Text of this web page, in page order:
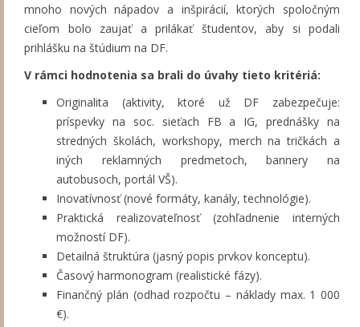
mnoho nových nápadov a inšpirácií, ktorých spoločným
cieľom bolo zaujať a prilákať študentov, aby si podali
prihlášku na štúdium na DF.
V rámci hodnotenia sa brali do úvahy tieto kritériá:
Originalita (aktivity, ktoré už DF zabezpečuje:
príspevky na soc. sieťach FB a IG, prednášky na
stredných školách, workshopy, merch na tričkách a
iných reklamných predmetoch, bannery na
autobusoch, portál VŠ).
Inovatívnosť (nové formáty, kanály, technológie).
Praktická realizovateľnosť (zohľadnenie interných
možností DF).
Detailná štruktúra (jasný popis prvkov konceptu).
Časový harmonogram (realistické fázy).
Finančný plán (odhad rozpočtu – náklady max. 1 000
€).